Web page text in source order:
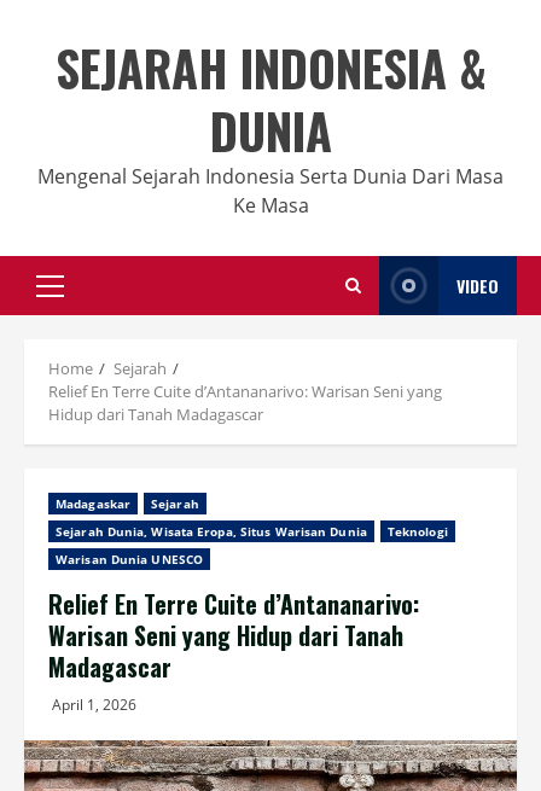
contentSEJARAH INDONESIA &
DUNIA
Mengenal Sejarah Indonesia Serta Dunia Dari Masa
Ke Masa
Primary
Menu
VIDEO
Home
Sejarah
Relief En Terre Cuite d’Antananarivo: Warisan Seni yang
Hidup dari Tanah Madagascar
Madagaskar
Sejarah
Sejarah Dunia, Wisata Eropa, Situs Warisan Dunia
Teknologi
Warisan Dunia UNESCO
Relief En Terre Cuite d’Antananarivo:
Warisan Seni yang Hidup dari Tanah
Madagascar
April 1, 2026